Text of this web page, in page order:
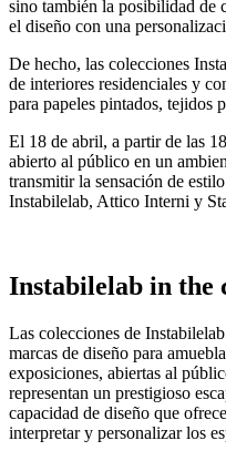
sino también la posibilidad de
el diseño con una
De hecho, las colecciones
de interiores residenciales y
para papeles pintados, tejidos
El 18 de abril, a partir de las
abierto al público en un
transmitir la sensación de
Instabilelab, Attico Interni y
Instabilelab in the
Las colecciones de
marcas de diseño para
exposiciones, abiertas al
representan un prestigioso
capacidad de diseño que
interpretar y personalizar los